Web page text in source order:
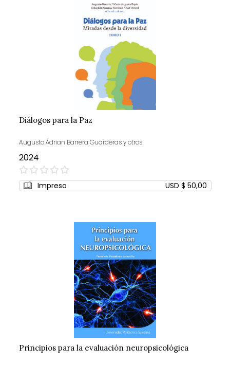
Diálogos para la Paz
Augusto Ádrian Barrera Guarderas y otros
2024
0%
Impreso USD $ 50,00
Principios para la evaluación neuropsicológica